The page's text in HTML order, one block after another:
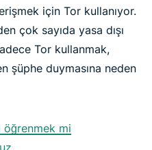
için Tor kullanıyor.
çok sayıda yasa dışı
Tor kullanmak,
şüphe duymasına neden
öğrenmek mi